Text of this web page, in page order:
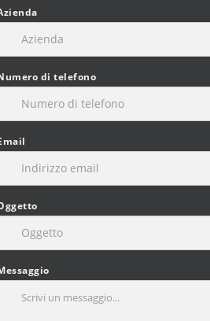
di telefono